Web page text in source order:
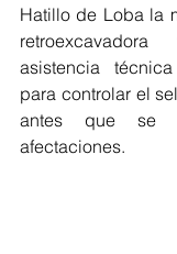
Hatillo de Loba la
asistencia
para controlar el
antes que se
afectaciones.